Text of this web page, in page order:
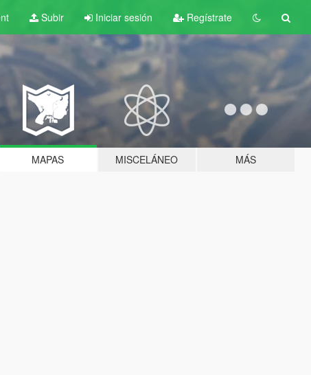
Subir Iniciar sesión Regístrate
MAPAS MISCELÁNEO MÁS